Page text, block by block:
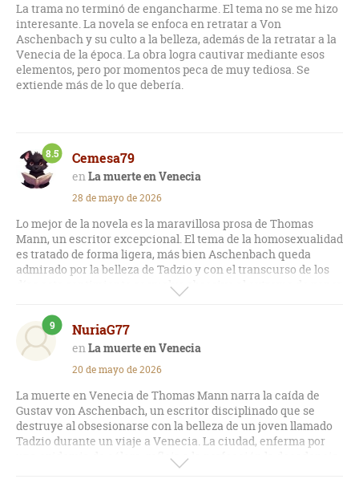
La trama no terminó de engancharme. El tema no se me hizo
interesante. La novela se enfoca en retratar a Von
Aschenbach y su culto a la belleza, además de la retratar a la
Venecia de la época. La obra logra cautivar mediante esos
elementos, pero por momentos peca de muy tediosa. Se
extiende más de lo que debería.
Cemesa79
La muerte en Venecia
8.5
28 de mayo de 2026
Lo mejor de la novela es la maravillosa prosa de Thomas
Mann, un escritor excepcional. El tema de la homosexualidad
es tratado de forma ligera, más bien Aschenbach queda
admirado por la belleza de Tadzio y con el transcurso de los
días este sentimiento se vuelve obsesivo al extremo de poner
en riesgo su vida. El final es previsible y trágico.
NuriaG77
La muerte en Venecia
9
20 de mayo de 2026
La muerte en Venecia de Thomas Mann narra la caída de
Gustav von Aschenbach, un escritor disciplinado que se
destruye al obsesionarse con la belleza de un joven llamado
Tadzio durante un viaje a Venecia. La ciudad, enferma por
una epidemia de cólera, refleja a la perfección la decadencia
física y moral del protagonista.